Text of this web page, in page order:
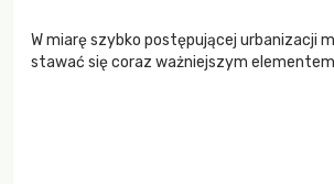
W miarę szybko postępującej urbanizacji
stawać się coraz ważniejszym